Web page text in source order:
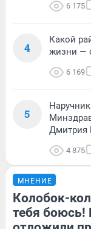
6 175
4
Какой
жизни —
6 169
5
Дмитрия
4 875
МНЕНИЕ
Колобок-
тебя боюсь!